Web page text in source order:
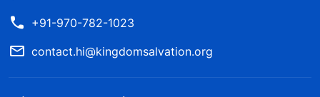
+91-970-782-1023
contact.hi@kingdomsalvation.org